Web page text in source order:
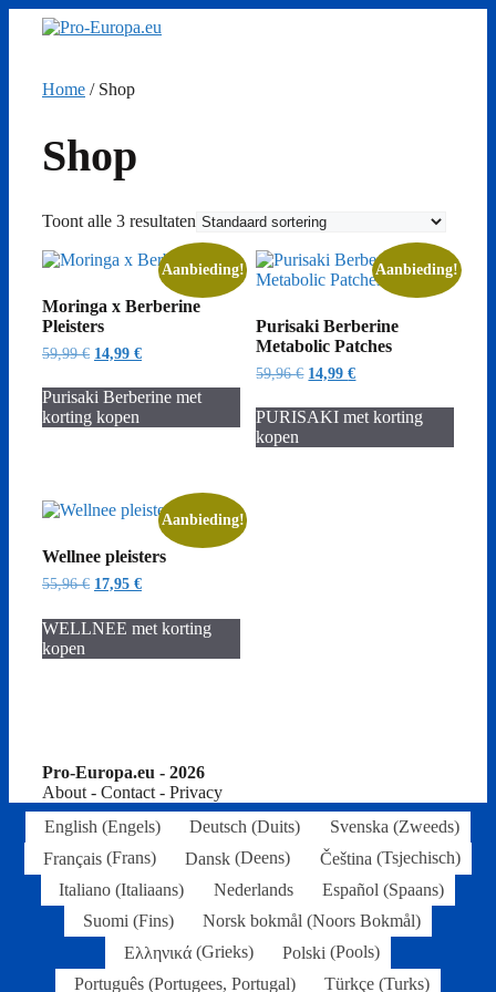
Home / Shop
Shop
Toont alle 3 resultaten
Aanbieding!
Moringa x Berberine
Pleisters
59,99€ Oorspronkelijke
was:
59,99 €.
14,99 €Huidige
is:
14,99 €.
Purisaki Berberine met
korting kopen
Aanbieding!
Purisaki Berberine
Metabolic Patches
59,96€ Oorspronkelijke
was:
59,96 €.
14,99€Huidige
is:
14,99 €.
PURISAKI met korting
kopen
Aanbieding!
Wellnee pleisters
55,96€ Oorspronkelijke
was:
55,96 €.
17,95 €Huidige
is:
17,95 €.
WELLNEE met korting
kopen
Pro-Europa.eu - 2026
About - Contact - Privacy
English (Engels) Deutsch (Duits) Svenska (Zweeds)
Français(Frans) Dansk (Deens) Čeština (Tsjechisch)
Italiano (Italiaans) Nederlands Español (Spaans)
Suomi (Fins) Norsk bokmål (Noors Bokmål)
Ελληνικά(Grieks) Polski (Pools)
Português(Portugees, Portugal) Türkçe(Turks)